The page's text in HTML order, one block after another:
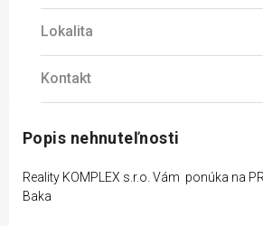
Lokalita
Kontakt
Popis nehnuteľnosti
Reality KOMPLEX s.r.o. Vám ponúka na
Baka